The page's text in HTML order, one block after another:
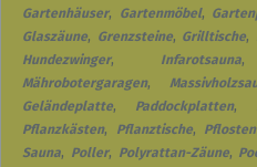
Gartenhäuser, Gartenmöbel,
Glaszäune, Grenzsteine, Grilltische,
Hundezwinger, Infarotsauna
Mährobotergaragen,
Geländeplatte, Paddockplatten,
Pflanzkästen, Pflanztische,
Sauna, Poller, Polyrattan-Zäune,